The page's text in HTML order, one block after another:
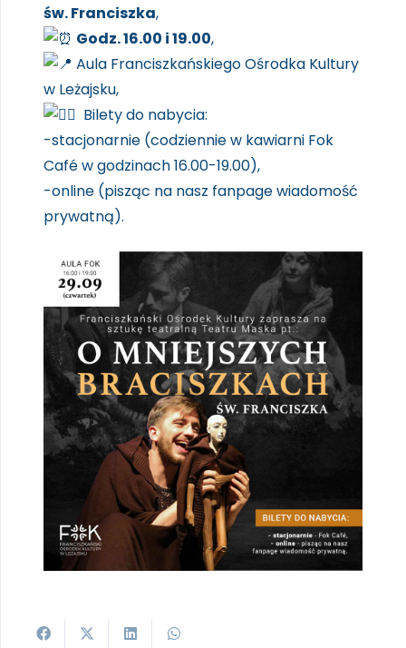
św. Franciszka,
Godz. 16.00 i 19.00,
Aula Franciszkańskiego Ośrodka Kultury
w Leżajsku,
Bilety do nabycia:
-stacjonarnie (codziennie w kawiarni Fok
Café w godzinach 16.00-19.00),
-online (pisząc na nasz fanpage wiadomość
prywatną).